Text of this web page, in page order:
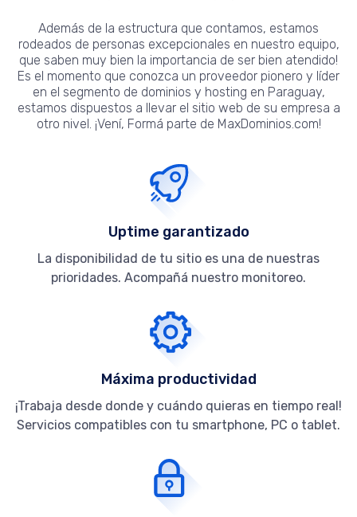
Además de la estructura que contamos, estamos
rodeados de personas excepcionales en nuestro equipo,
que saben muy bien la importancia de ser bien atendido!
Es el momento que conozca un proveedor pionero y líder
en el segmento de dominios y hosting en Paraguay,
estamos dispuestos a llevar el sitio web de su empresa a
otro nivel. ¡Vení, Formá parte de MaxDominios.com!
Uptime garantizado
La disponibilidad de tu sitio es una de nuestras
prioridades. Acompañá nuestro monitoreo.
Máxima productividad
¡Trabaja desde donde y cuándo quieras en tiempo real!
Servicios compatibles con tu smartphone, PC o tablet.